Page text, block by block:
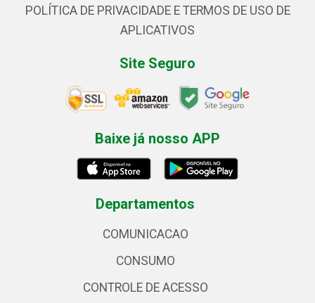
POLÍTICA DE PRIVACIDADE E TERMOS DE USO DE
APLICATIVOS
Site Seguro
Baixe já nosso APP
Departamentos
COMUNICACAO
CONSUMO
CONTROLE DE ACESSO